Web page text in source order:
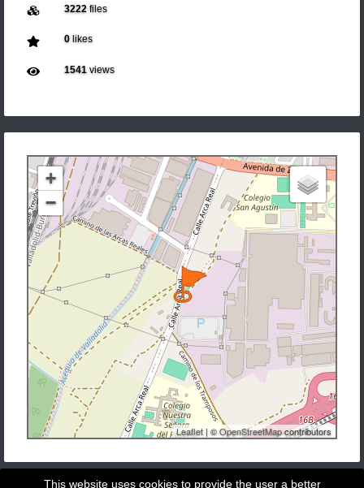
3222files
0likes
1541views
+
−
Leaflet | ©OpenStreetMapcontributors
This website uses cookies to provide the user a better